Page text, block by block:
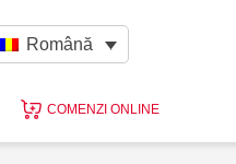
Română
COMENZI ONLINE